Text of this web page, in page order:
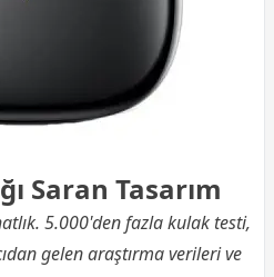
Saran Tasarım
5.000'den fazla kulak testi,
gelen araştırma verileri ve